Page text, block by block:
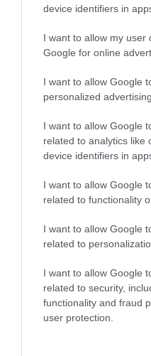
device identifiers in
I want to allow my user
Google for online
I want to allow Google
personalized advertising.
I want to allow Google
related to analytics like
device identifiers in
I want to allow Google
related to functionality
I want to allow Google
related to
I want to allow Google
related to security,
functionality and fraud
user protection.
Αθλητικό σωματείο της
βουλευτή Σίμο
αναφέρει
Εύβοια: «Πλιάτσικο» σε
ανάπλασης παραλίας – Η
αντιδράσεις
Χωρίς Internet τώρα
χωριό της Εύβοιας
Εύβοια: Διακοπή
πολλές περιοχές-
08.08.2026 | 09:40
Μεταφορές χρημάτων:
Σε ποιες περιπτώσεις η
από 10% έως 40%
για σπουδαστές: Οι
δικαιούχοι